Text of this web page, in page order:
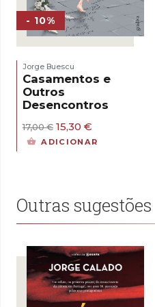
- 10%
Jorge Buescu
Casamentos e
Outros
Desencontros
17,00€ O
preço
15,30 €
preço
ADICIONAR
Outras sugestões